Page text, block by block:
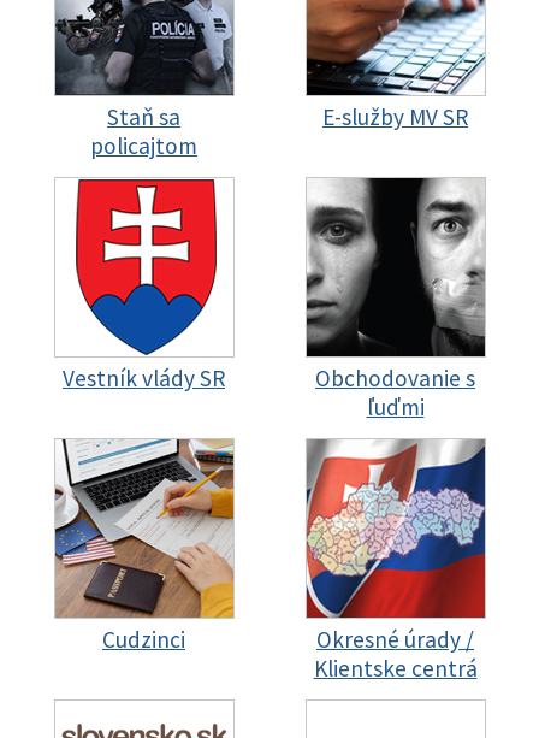
Staň sa
policajtom
E-služby MV SR
Vestník vlády SR
Obchodovanie s
ľuďmi
Cudzinci
Okresné úrady /
Klientske centrá